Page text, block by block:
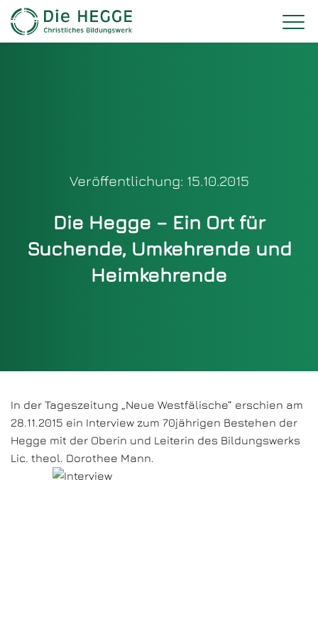
Veröffentlichung: 15.10.2015
Die Hegge – Ein Ort für
Suchende, Umkehrende und
Heimkehrende
In der Tageszeitung „Neue Westfälische“ erschien am
28.11.2015 ein Interview zum 70jährigen Bestehen der
Hegge mit der Oberin und Leiterin des Bildungswerks
Lic. theol. Dorothee Mann.